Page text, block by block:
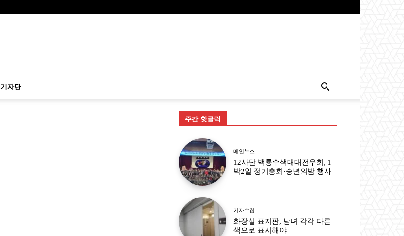
자단
주간 핫클릭
메인뉴스
12사단 백룡수색대대전우회, 1
박2일 정기총회·송년의밤 행사
기자수첩
화장실 표지판, 남녀 각각 다른
색으로 표시해야